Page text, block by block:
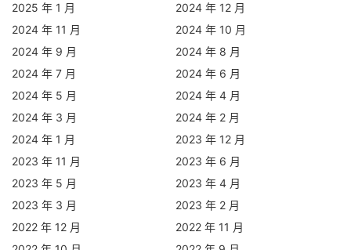
2025 年 1 月
2024 年 12 月
2024 年 11 月
2024 年 10 月
2024 年 9 月
2024 年 8 月
2024 年 7 月
2024 年 6 月
2024 年 5 月
2024 年 4 月
2024 年 3 月
2024 年 2 月
2024 年 1 月
2023 年 12 月
2023 年 11 月
2023 年 6 月
2023 年 5 月
2023 年 4 月
2023 年 3 月
2023 年 2 月
2022 年 12 月
2022 年 11 月